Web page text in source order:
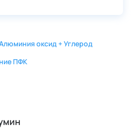
оксид + Углерод
ПФК